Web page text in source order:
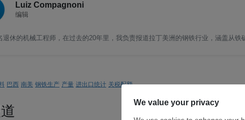
Luiz Compagnoni
编辑
退休的机械工程师，在过去的20年里，我负责报道拉丁美洲的钢铁行业，涵盖从铁
巴西 南美 钢铁生产 产量 进出口统计 关税配额